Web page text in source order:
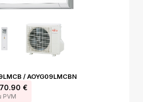
/ AOYG09LMCBN
€
PVM